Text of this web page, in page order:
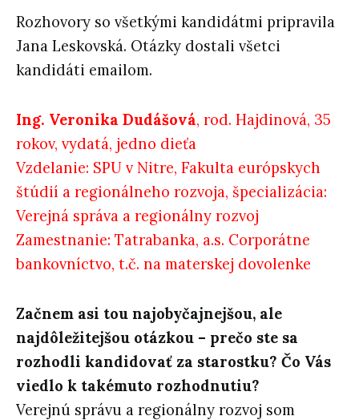
Rozhovory so všetkými kandidátmi pripravila
Jana Leskovská. Otázky dostali všetci
kandidáti emailom.
Ing. Veronika Dudášová, rod. Hajdinová, 35
rokov, vydatá, jedno dieťa
Vzdelanie: SPU v Nitre, Fakulta európskych
štúdií a regionálneho rozvoja, špecializácia:
Verejná správa a regionálny rozvoj
Zamestnanie: Tatrabanka, a.s. Corporátne
bankovníctvo, t.č. na materskej dovolenke
Začnem asi tou najobyčajnejšou, ale
najdôležitejšou otázkou – prečo ste sa
rozhodli kandidovať za starostku? Čo Vás
viedlo k takémuto rozhodnutiu?
Verejnú správu a regionálny rozvoj som